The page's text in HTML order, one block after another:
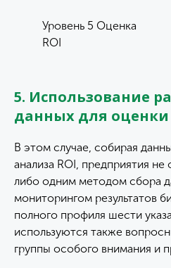
Уровень 5 Оценка
ROI
5. Использование
данных для оценки
В этом случае, собирая
анализа ROI, предприятия
либо одним методом сбора
мониторингом результатов
полного профиля шести
используются также
группы особого внимания и